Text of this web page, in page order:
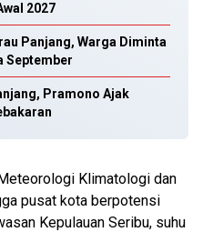
2027
Panjang, Warga Diminta
September
Pramono Ajak
Klimatologi dan
pusat kota berpotensi
Kepulauan Seribu, suhu